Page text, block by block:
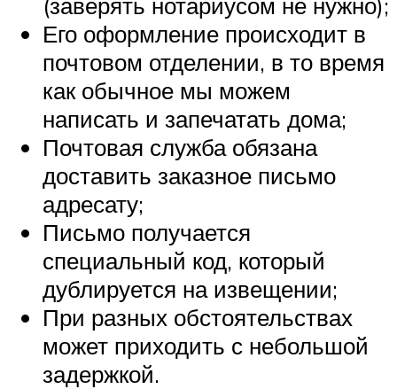
Его оформление происходит в
почтовом отделении, в то время
как обычное мы можем
написать и запечатать дома;
Почтовая служба обязана
доставить заказное письмо
адресату;
Письмо получается
специальный код, который
дублируется на извещении;
При разных обстоятельствах
может приходить с небольшой
задержкой.